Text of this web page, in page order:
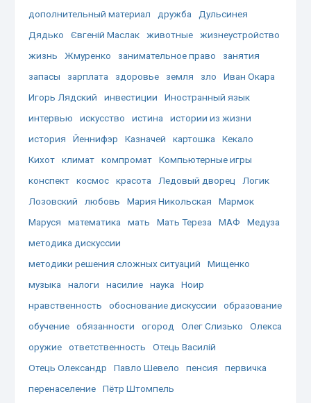
дополнительный материал
дружба
Дульсинея
Дядько
Євгеній Маслак животные
жизнеустройство
жизнь
Жмуренко занимательное право
занятия
запасы
зарплата здоровье земля зло
Иван Окара
Игорь Лядский
инвестиции
Иностранный язык
интервью
искусство истина
истории из жизни
история
Йеннифэр Казначей картошка
Кекало
Кихот
климат компромат
Компьютерные игры
конспект
космос красота Ледовый дворец
Логик
Лозовский
любовь Мария Никольская
Мармок
Маруся
математика мать Мать Тереза МАФ
Медуза
методика дискуссии
методики решения сложных ситуаций
Мищенко
музыка
налоги насилие наука
Ноир
нравственность
обоснование дискуссии
образование
обучение
обязанности огород Олег Слизько
Олекса
оружие
ответственность
Отець Василій
Отець Олександр
Павло Шевело пенсия
первичка
перенаселение
Пётр Штомпель